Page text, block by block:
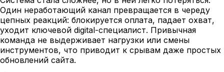
Один неработающий канал превращается в череду
цепных реакций: блокируется оплата, падает охват,
уходит ключевой digital-специалист. Привычная
команда не выдерживает нагрузки или смены
инструментов, что приводит к срывам даже простых
обновлений сайта.